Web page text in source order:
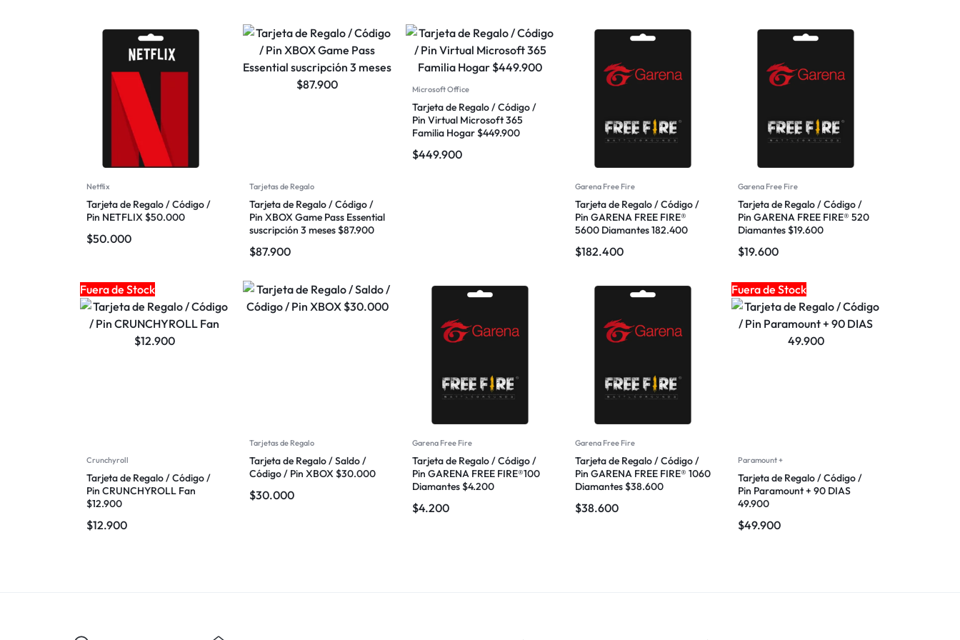
Netflix
Tarjeta de Regalo / Código /
Pin NETFLIX $50.000
$50.000
Tarjetas de Regalo
Tarjeta de Regalo / Código /
Pin XBOX Game Pass Essential
suscripción 3 meses $87.900
$87.900
Microsoft Office
Tarjeta de Regalo / Código /
Pin Virtual Microsoft 365
Familia Hogar $449.900
$449.900
Garena Free Fire
Tarjeta de Regalo / Código /
Pin GARENA FREE FIRE®
5600 Diamantes 182.400
$182.400
Garena Free Fire
Tarjeta de Regalo / Código /
Pin GARENA FREE FIRE® 520
Diamantes $19.600
$19.600
Fuera de Stock
Crunchyroll
Tarjeta de Regalo / Código /
Pin CRUNCHYROLL Fan
$12.900
$12.900
Tarjetas de Regalo
Tarjeta de Regalo / Saldo /
Código / Pin XBOX $30.000
$30.000
Garena Free Fire
Tarjeta de Regalo / Código /
Pin GARENA FREE FIRE®100
Diamantes $4.200
$4.200
Garena Free Fire
Tarjeta de Regalo / Código /
Pin GARENA FREE FIRE® 1060
Diamantes $38.600
$38.600
Fuera de Stock
Paramount +
Tarjeta de Regalo / Código /
Pin Paramount + 90 DIAS
49.900
$49.900